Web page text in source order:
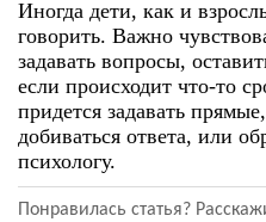
Иногда дети, как и
говорить. Важно
задавать вопросы,
если происходит что-то
придется задавать
добиваться ответа, или
психологу.
Понравилась статья?